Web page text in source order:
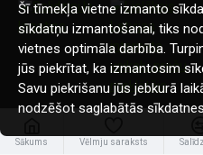
Sākums Vēlmju saraksts
Šī tīmekļa vietne izmanto
sīkdatņu izmantošanai, tiks
vietnes optimāla darbība.
jūs piekrītat, ka izmantosim
Savu piekrišanu jūs jebkurā
nodzēšot saglabātās